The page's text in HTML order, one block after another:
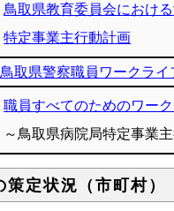
鳥取県教育委員会におけ
特定事業主行動計画
鳥取県警察職員ワークラ
職員すべてのためのワー
～鳥取県病院局特定事業
定状況（市町村）